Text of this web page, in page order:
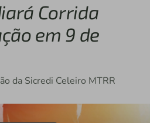
Corrida
em 9 de
da Sicredi Celeiro MTRR